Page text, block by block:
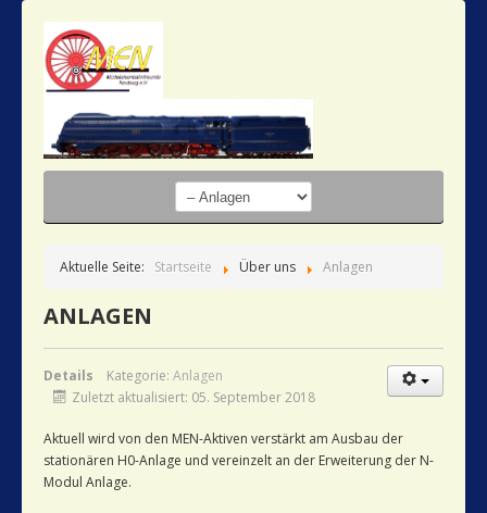
Aktuelle Seite: Startseite Über uns Anlagen
ANLAGEN
Details Kategorie: Anlagen
Zuletzt aktualisiert: 05. September 2018
Aktuell wird von den MEN-Aktiven verstärkt am Ausbau der
stationären H0-Anlage und vereinzelt an der Erweiterung der N-
Modul Anlage.